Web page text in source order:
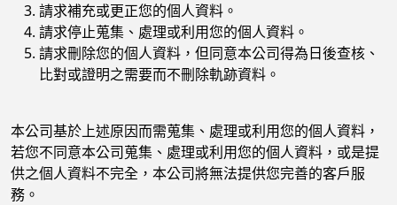
請求補充或更正您的個人資料。
請求停止蒐集、處理或利用您的個人資料。
請求刪除您的個人資料，但同意本公司得為日後查核、
比對或證明之需要而不刪除軌跡資料。
本公司基於上述原因而需蒐集、處理或利用您的個人資料，
若您不同意本公司蒐集、處理或利用您的個人資料，或是提
供之個人資料不完全，本公司將無法提供您完善的客戶服
務。